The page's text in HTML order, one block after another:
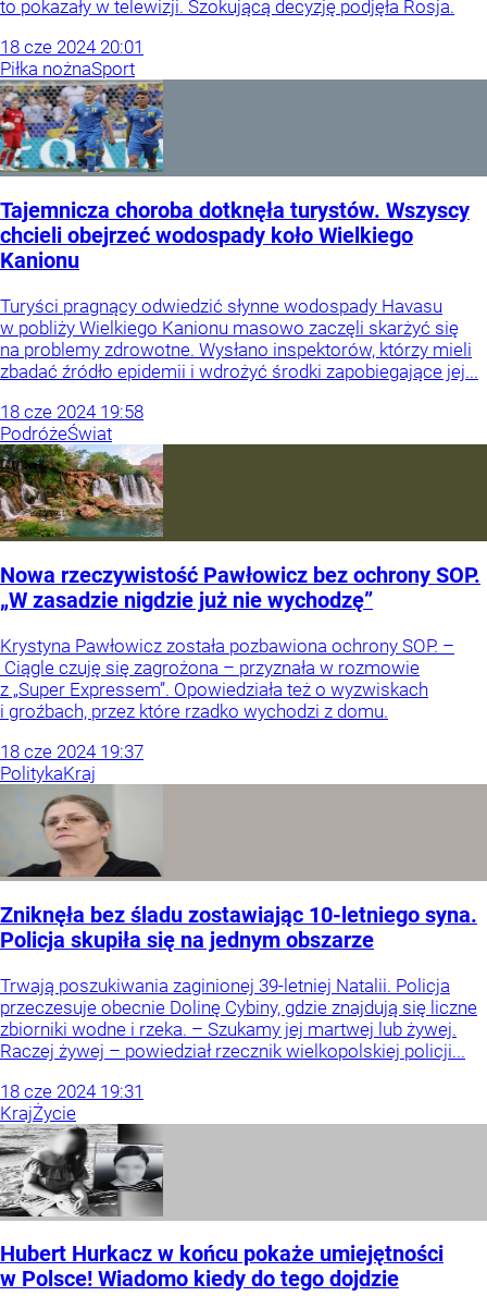
to pokazały w telewizji. Szokującą decyzję podjęła Rosja.
18 cze 2024 20:01
Piłka nożnaSport
Tajemnicza choroba dotknęła turystów. Wszyscy
chcieli obejrzeć wodospady koło Wielkiego
Kanionu
Turyści pragnący odwiedzić słynne wodospady Havasu
w pobliży Wielkiego Kanionu masowo zaczęli skarżyć się
na problemy zdrowotne. Wysłano inspektorów, którzy mieli
zbadać źródło epidemii i wdrożyć środki zapobiegające jej...
18 cze 2024 19:58
PodróżeŚwiat
Nowa rzeczywistość Pawłowicz bez ochrony SOP.
„W zasadzie nigdzie już nie wychodzę”
Krystyna Pawłowicz została pozbawiona ochrony SOP. –
Ciągle czuję się zagrożona – przyznała w rozmowie
z „Super Expressem”. Opowiedziała też o wyzwiskach
i groźbach, przez które rzadko wychodzi z domu.
18 cze 2024 19:37
PolitykaKraj
Zniknęła bez śladu zostawiając 10-letniego syna.
Policja skupiła się na jednym obszarze
Trwają poszukiwania zaginionej 39-letniej Natalii. Policja
przeczesuje obecnie Dolinę Cybiny, gdzie znajdują się liczne
zbiorniki wodne i rzeka. – Szukamy jej martwej lub żywej.
Raczej żywej – powiedział rzecznik wielkopolskiej policji...
18 cze 2024 19:31
KrajŻycie
Hubert Hurkacz w końcu pokaże umiejętności
w Polsce! Wiadomo kiedy do tego dojdzie